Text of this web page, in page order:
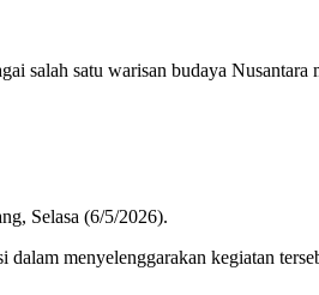
salah satu warisan budaya
Selasa (6/5/2026).
menyelenggarakan kegiatan